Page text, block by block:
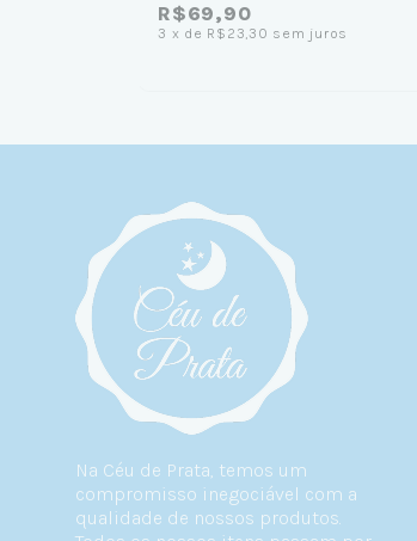
R$69,90
3 x de R$23,30 sem juros
Na Céu de Prata, temos um
compromisso inegociável com a
qualidade de nossos produtos.